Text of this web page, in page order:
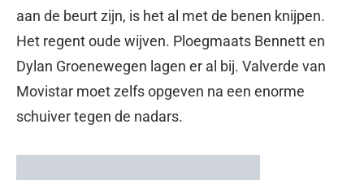
aan de beurt zijn, is het al met de benen knijpen.
Het regent oude wijven. Ploegmaats Bennett en
Dylan Groenewegen lagen er al bij. Valverde van
Movistar moet zelfs opgeven na een enorme
schuiver tegen de nadars.